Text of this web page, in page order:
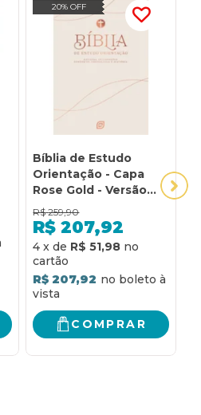
20% OFF
Bíblia de Estudo
Orientação - Capa
Rose Gold - Versão
NVI 2001 (Nova Versão
Internacional 2001):
entenda as conexões,
contexto, cronologia
e história
R$ 259,90
R$ 207,92
4 x de R$ 51,98
R$ 207,92
COMPRAR